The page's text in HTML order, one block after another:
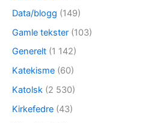
Data/blogg (149)
Gamle tekster (103)
Generelt (1 142)
Katekisme (60)
Katolsk (2 530)
Kirkefedre (43)